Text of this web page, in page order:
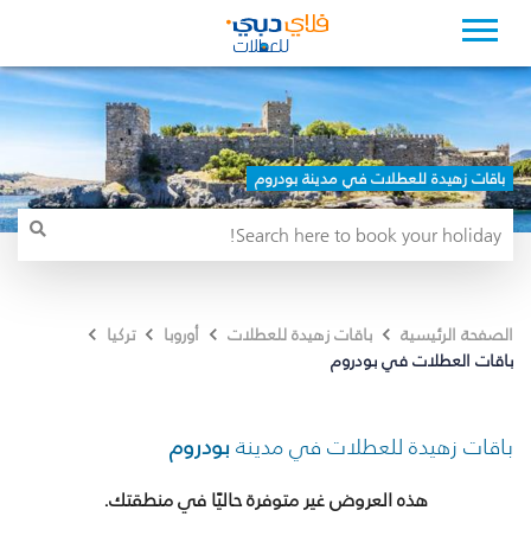
باقات زهيدة للعطلات في مدينة بودروم
الصفحة الرئيسية باقات زهيدة للعطلات أوروبا
تركيا
باقات العطلات في بودروم
باقات زهيدة للعطلات في مدينة بودروم
هذه العروض غير متوفرة حاليًا في منطقتك.